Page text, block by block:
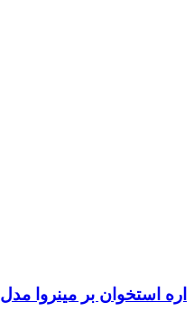
اره استخوان بر مینروا مدل C/E 320